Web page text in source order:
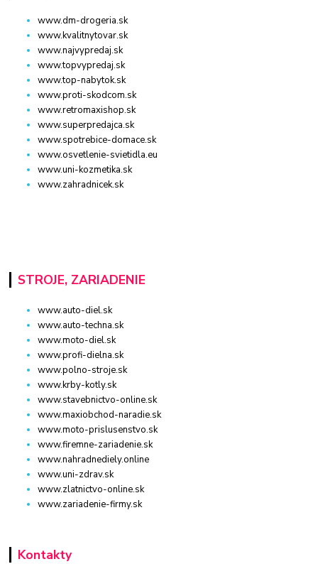
www.dm-drogeria.sk
www.kvalitnytovar.sk
www.najvypredaj.sk
www.topvypredaj.sk
www.top-nabytok.sk
www.proti-skodcom.sk
www.retromaxishop.sk
www.superpredajca.sk
www.spotrebice-domace.sk
www.osvetlenie-svietidla.eu
www.uni-kozmetika.sk
www.zahradnicek.sk
STROJE, ZARIADENIE
www.auto-diel.sk
www.auto-techna.sk
www.moto-diel.sk
www.profi-dielna.sk
www.polno-stroje.sk
www.krby-kotly.sk
www.stavebnictvo-online.sk
www.maxiobchod-naradie.sk
www.moto-prislusenstvo.sk
www.firemne-zariadenie.sk
www.nahradnediely.online
www.uni-zdrav.sk
www.zlatnictvo-online.sk
www.zariadenie-firmy.sk
Kontakty